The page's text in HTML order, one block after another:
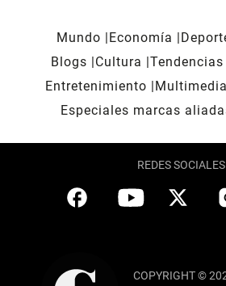
Mundo Economía
Blogs
Cultura Tendencias
Entretenimiento
Multimedia
Especiales marcas
REDES SOCIALES
COPYRIGHT ©